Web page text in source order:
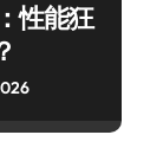
性能狂